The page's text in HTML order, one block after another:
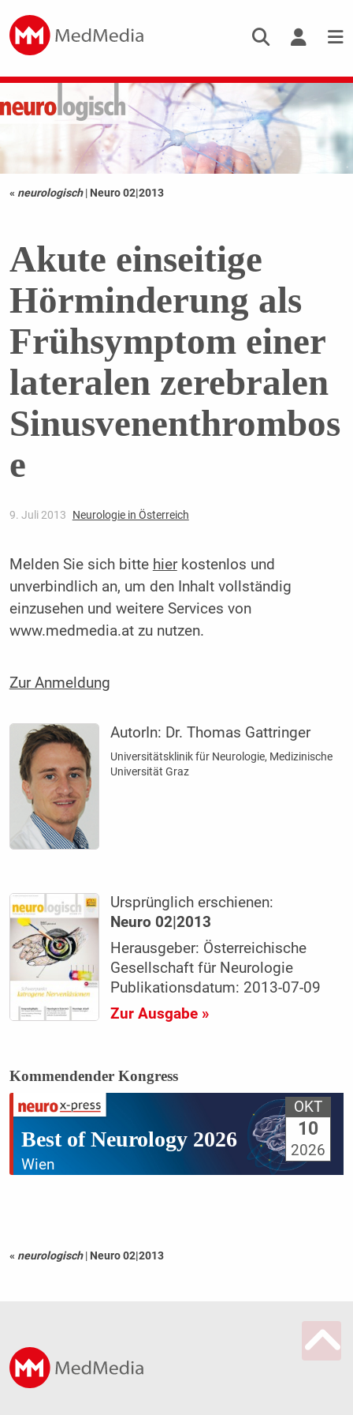
« neurologisch | Neuro 02|2013
Akute einseitige
Hörminderung als
Frühsymptom einer
lateralen zerebralen
Sinusvenenthrombos
e
9. Juli 2013 Neurologie in Österreich
Melden Sie sich bitte hierkostenlos und
unverbindlich an, um den Inhalt vollständig
einzusehen und weitere Services von
www.medmedia.at zu nutzen.
Zur Anmeldung
AutorIn: Dr. Thomas Gattringer
Universitätsklinik für Neurologie, Medizinische
Universität Graz
Ursprünglich erschienen:
Neuro 02|2013
Herausgeber: Österreichische
Gesellschaft für Neurologie
Publikationsdatum: 2013-07-09
Zur Ausgabe »
Kommendender Kongress
Best of Neurology 2026
Wien
OKT
10
2026
« neurologisch | Neuro 02|2013